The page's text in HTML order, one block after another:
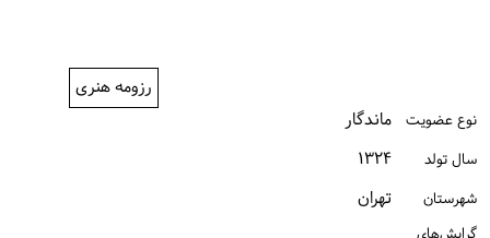
رزومه هنری
نوع عضویت ماندگار
سال تولد ۱۳۲۴
شهرستان تهران